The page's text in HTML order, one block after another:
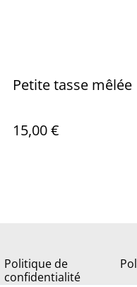
Petite tasse mêlée
15,00 €
Politique de
confidentialité